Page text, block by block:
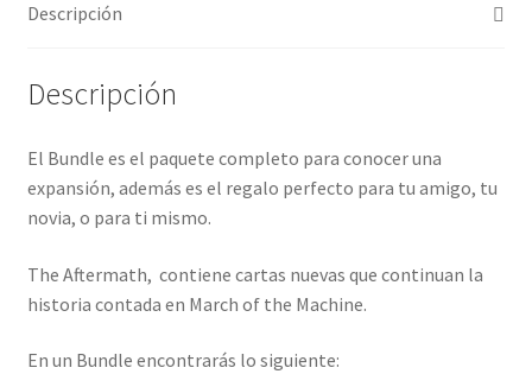
Descripción
Descripción
El Bundle es el paquete completo para conocer una
expansión, además es el regalo perfecto para tu amigo, tu
novia, o para ti mismo.
The Aftermath, contiene cartas nuevas que continuan la
historia contada en March of the Machine.
En un Bundle encontrarás lo siguiente: